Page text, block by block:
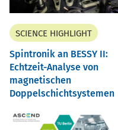
SCIENCE HIGHLIGHT
Spintronik an BESSY II:
Echtzeit-Analyse von
magnetischen
Doppelschichtsystemen